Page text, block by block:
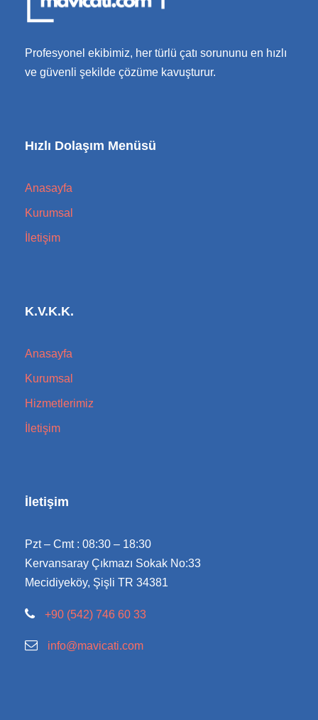
Profesyonel ekibimiz, her türlü çatı sorununu en hızlı
ve güvenli şekilde çözüme kavuşturur.
Hızlı Dolaşım Menüsü
Anasayfa
Kurumsal
İletişim
K.V.K.K.
Anasayfa
Kurumsal
Hizmetlerimiz
İletişim
İletişim
Pzt – Cmt : 08:30 – 18:30
Kervansaray Çıkmazı Sokak No:33
Mecidiyeköy, Şişli TR 34381
+90 (542) 746 60 33
info@mavicati.com